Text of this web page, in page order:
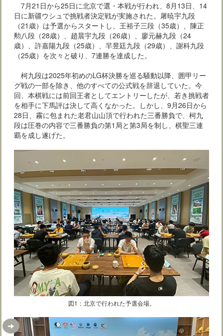
7月21日から25日に北京で選・本戦が行われ、8月13日、14
日に新疆ウシュで挑戦者決定戦が実施された。屠暁宇九段
（21歳）は予選からスタートし、王裕子三段（35歳）、陳正
勲八段（28歳）、趙晨宇九段（26歳）、廖元赫九段（24
歳）、許嘉陽九段（25歳）、羋昱廷九段（29歳）、謝科九段
（25歳）を次々と破り、7連勝を達成した。
柯九段は2025年初めのLG杯決勝を巡る騒動以降、囲甲リー
グ戦の一部を除き、他のすべての公式戦を辞退していた。今
回、本棋戦には前回王者としてエントリーしたが、若き挑戦者
を相手に下馬評は決して高くなかった。しかし、9月26日から
28日、霧に包まれた老君山山頂で行われた三番勝負で、柯九
段は圧巻の内容で三番勝負の第1局と第3局を制し、棋聖三連
覇を成し遂げた。
図1：北京で行われた予選会場。